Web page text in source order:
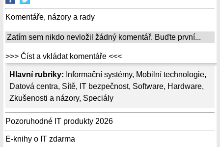
Hlavní rubriky: Informační systémy, Mobilní technologie,
Datová centra, Sítě, IT bezpečnost, Software, Hardware,
Zkušenosti a názory, Speciály
Pozoruhodné IT produkty 2026
E-knihy o IT zdarma
Komentáře, názory a rady
Zatím sem nikdo nevložil žádný komentář. Buďte první...
>>> Číst a vkládat komentáře <<<